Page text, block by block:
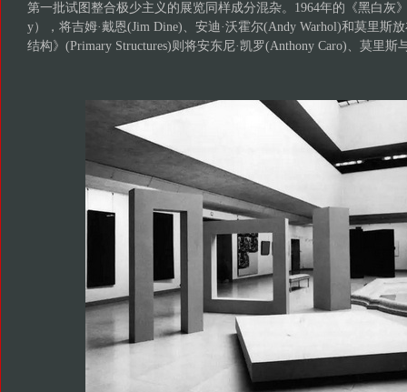
第一批试图整合极少主义的展览同样成分混杂。1964年的《黑白灰
y），将吉姆·戴恩(Jim Dine)、安迪·沃霍尔(Andy Warhol)和莫里斯
结构》(Primary Structures)则将安东尼·凯罗(Anthony Caro)、莫里斯